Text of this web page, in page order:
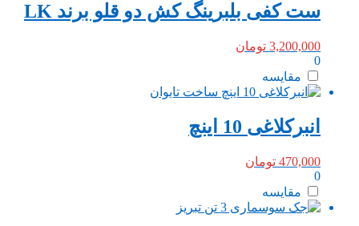
ست کفی بلبرینگ کش دو قلو برند LK
3,200,000 تومان
0
مقایسه
انبرکلاغی 10 اینچ
470,000 تومان
0
مقایسه